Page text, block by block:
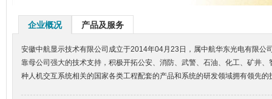
企业概况 产品及服务
安徽中航显示技术有限公司成立于2014年04月23日，属中航华东光电有限
靠母公司强大的技术支持，积极开拓公安、消防、武警、石油、化工、矿井
种人机交互系统相关的国家各类工程配套的产品和系统的研发领域拥有领先的